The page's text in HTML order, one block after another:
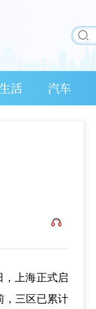
活 汽车
，上海正式启
，三区已累计